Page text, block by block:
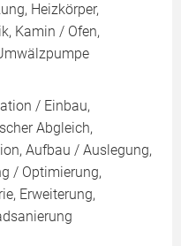
Heizkörper,
Kamin / Ofen,
/ Einbau,
Abgleich,
Aufbau / Auslegung,
/ Optimierung,
Erweiterung,